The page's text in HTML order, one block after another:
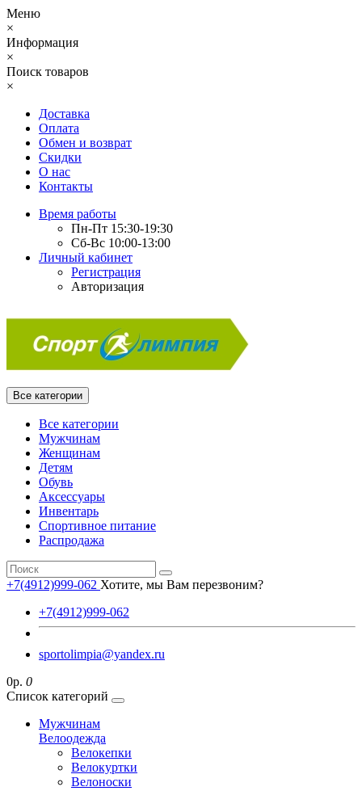
Меню
×
Информация
×
Поиск товаров
×
Доставка
Оплата
Обмен и возврат
Скидки
О нас
Контакты
Время работы
Пн-Пт 15:30-19:30
Сб-Вс 10:00-13:00
Личный кабинет
Регистрация
Авторизация
Все категории
Все категории
Мужчинам
Женщинам
Детям
Обувь
Аксессуары
Инвентарь
Спортивное питание
Распродажа
+7(4912)999-062 Хотите, мы Вам перезвоним?
+7(4912)999-062
sportolimpia@yandex.ru
0р. 0
Список категорий
Мужчинам
Велоодежда
Велокепки
Велокуртки
Велоноски